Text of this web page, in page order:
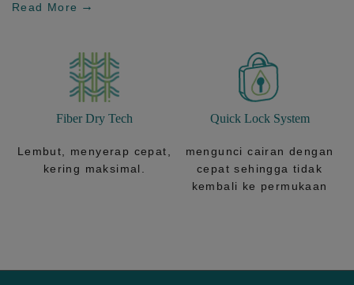
Read More
Fiber Dry Tech
Lembut, menyerap cepat,
kering maksimal.
Quick Lock System
mengunci cairan dengan
cepat sehingga tidak
kembali ke permukaan